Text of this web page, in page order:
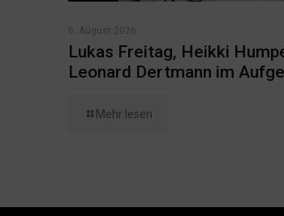
6. August 2026
Lukas Freitag, Heikki
Leonard Dertmann im
Mehr lesen